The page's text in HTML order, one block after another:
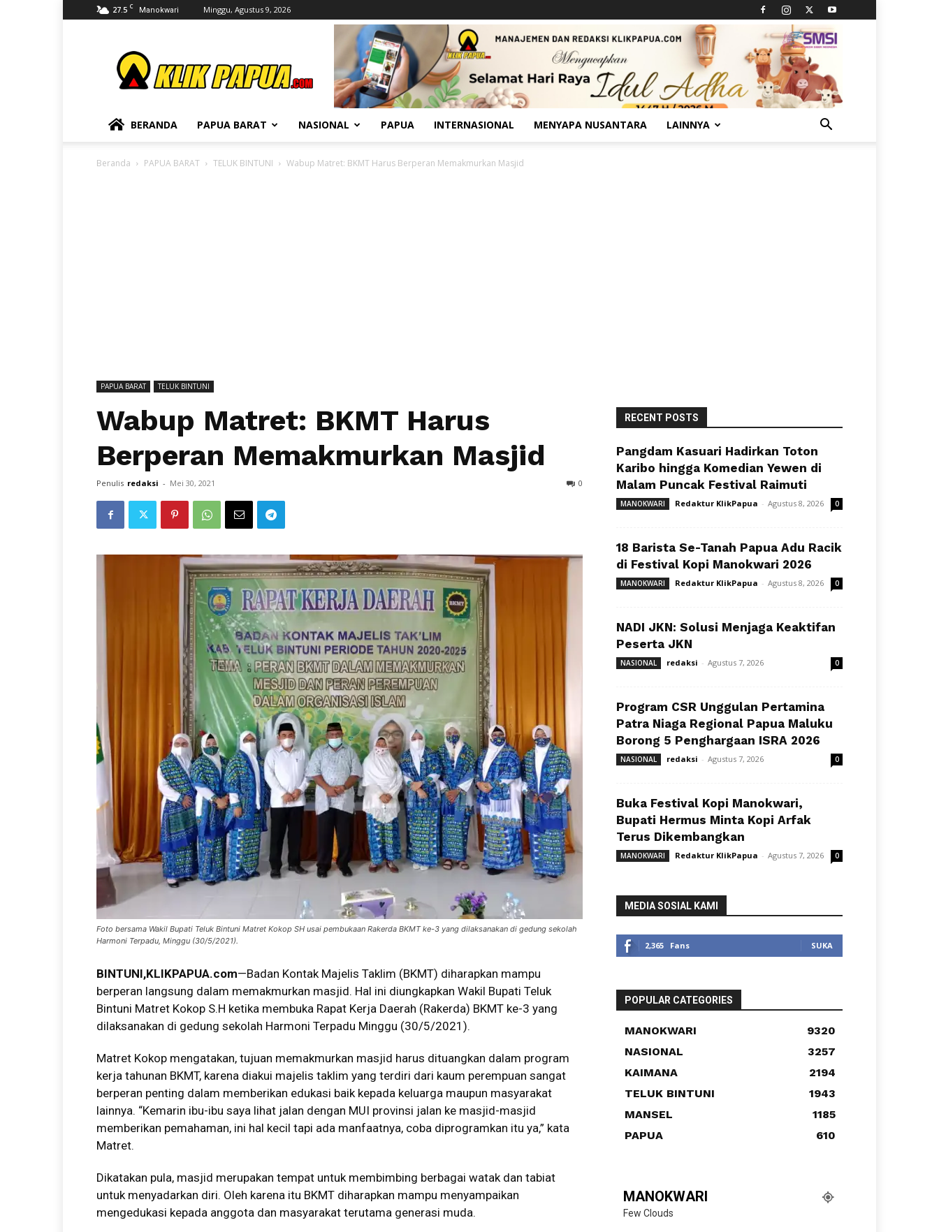
27.5 C Manokwari Minggu, Agustus 9, 2026
BERANDA PAPUA BARAT NASIONAL PAPUA INTERNASIONAL MENYAPA NUSANTARA LAINNYA
Beranda PAPUA BARAT TELUK BINTUNI Wabup Matret: BKMT Harus Berperan Memakmurkan Masjid
PAPUA BARAT TELUK BINTUNI
Wabup Matret: BKMT Harus
Berperan Memakmurkan Masjid
Penulis redaksi - Mei 30, 2021 0
Foto bersama Wakil Bupati Teluk Bintuni Matret Kokop SH usai pembukaan Rakerda BKMT ke-3 yang dilaksanakan di gedung sekolah
Harmoni Terpadu, Minggu (30/5/2021).
BINTUNI,KLIKPAPUA.com—Badan Kontak Majelis Taklim (BKMT) diharapkan mampu
berperan langsung dalam memakmurkan masjid. Hal ini diungkapkan Wakil Bupati Teluk
Bintuni Matret Kokop S.H ketika membuka Rapat Kerja Daerah (Rakerda) BKMT ke-3 yang
dilaksanakan di gedung sekolah Harmoni Terpadu Minggu (30/5/2021).
Matret Kokop mengatakan, tujuan memakmurkan masjid harus dituangkan dalam program
kerja tahunan BKMT, karena diakui majelis taklim yang terdiri dari kaum perempuan sangat
berperan penting dalam memberikan edukasi baik kepada keluarga maupun masyarakat
lainnya. “Kemarin ibu-ibu saya lihat jalan dengan MUI provinsi jalan ke masjid-masjid
memberikan pemahaman, ini hal kecil tapi ada manfaatnya, coba diprogramkan itu ya,” kata
Matret.
Dikatakan pula, masjid merupakan tempat untuk membimbing berbagai watak dan tabiat
untuk menyadarkan diri. Oleh karena itu BKMT diharapkan mampu menyampaikan
mengedukasi kepada anggota dan masyarakat terutama generasi muda.
RECENT POSTS
Pangdam Kasuari Hadirkan Toton
Karibo hingga Komedian Yewen di
Malam Puncak Festival Raimuti
MANOKWARI Redaktur KlikPapua - Agustus 8, 2026 0
18 Barista Se-Tanah Papua Adu Racik
di Festival Kopi Manokwari 2026
MANOKWARI Redaktur KlikPapua - Agustus 8, 2026 0
NADI JKN: Solusi Menjaga Keaktifan
Peserta JKN
NASIONAL redaksi - Agustus 7, 2026 0
Program CSR Unggulan Pertamina
Patra Niaga Regional Papua Maluku
Borong 5 Penghargaan ISRA 2026
NASIONAL redaksi - Agustus 7, 2026 0
Buka Festival Kopi Manokwari,
Bupati Hermus Minta Kopi Arfak
Terus Dikembangkan
MANOKWARI Redaktur KlikPapua - Agustus 7, 2026 0
MEDIA SOSIAL KAMI
2,365 Fans SUKA
POPULAR CATEGORIES
MANOKWARI
9320
NASIONAL
3257
KAIMANA
2194
TELUK BINTUNI
1943
MANSEL
1185
PAPUA
610
MANOKWARI
Few Clouds